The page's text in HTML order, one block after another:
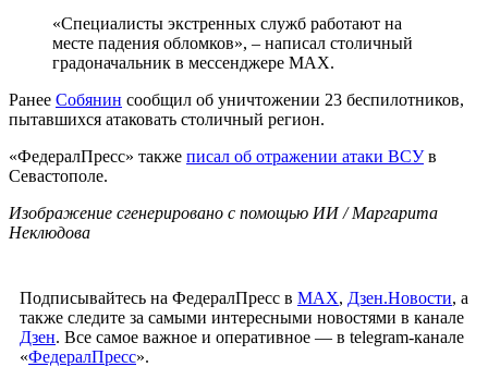
«Специалисты экстренных служб работают на
месте падения обломков», – написал столичный
градоначальник в мессенджере МАХ.
Ранее Собянин сообщил об уничтожении 23 беспилотников,
пытавшихся атаковать столичный регион.
«ФедералПресс» также писал об отражении атаки ВСУв
Севастополе.
Изображение сгенерировано с помощью ИИ / Маргарита
Неклюдова
Подписывайтесь на ФедералПресс в МАХ, Дзен.Новости, а
также следите за самыми интересными новостями в канале
Дзен. Все самое важное и оперативное — в telegram-канале
«ФедералПресс».